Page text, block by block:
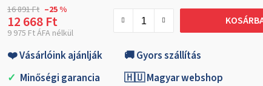
csillag.
16 891 Ft –25 %
12 668 Ft
9 975 Ft ÁFA nélkül
❤️ Vásárlóink ajánlják
🚚 Gyors szállítás
✓ Minőségi garancia 🇭🇺 Magyar webshop